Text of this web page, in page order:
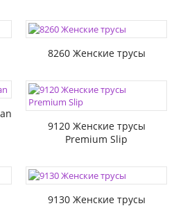
8260 Женские трусы
9120 Женские трусы
Premium Slip
9130 Женские трусы